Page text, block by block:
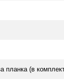
планка (в